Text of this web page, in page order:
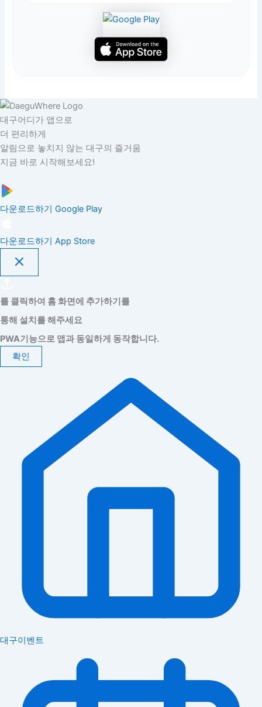
대구어디가 앱으로
더 편리하게
알림으로 놓치지 않는 대구의 즐거움
지금 바로 시작해보세요!
다운로드하기 Google Play
다운로드하기 App Store
를 클릭하여 홈 화면에 추가하기를
통해 설치를 해주세요
PWA기능으로 앱과 동일하게 동작합니다.
확인
대구이벤트